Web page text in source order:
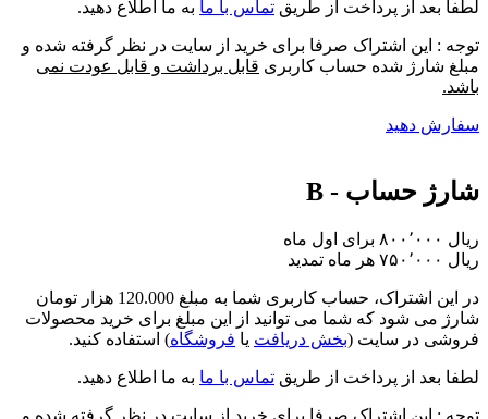
لطفا بعد از پرداخت از طریق تماس با ما به ما اطلاع دهید.
توجه : این اشتراک صرفا برای خرید از سایت در نظر گرفته شده و
مبلغ شارژ شده حساب کاربری قابل برداشت و قابل عودت نمی
باشد.
سفارش دهید
شارژ حساب - B
برای اول ماه
تمدید
در این اشتراک،
حساب کاربری شما به مبلغ 120.000 هزار تومان
شارژ می شود که شما می توانید از این مبلغ برای خرید محصولات
فروشی در سایت (بخش دریافت یا فروشگاه) استفاده کنید.
لطفا بعد از پرداخت از طریق تماس با ما به ما اطلاع دهید.
توجه : این اشتراک صرفا برای خرید از سایت در نظر گرفته شده و